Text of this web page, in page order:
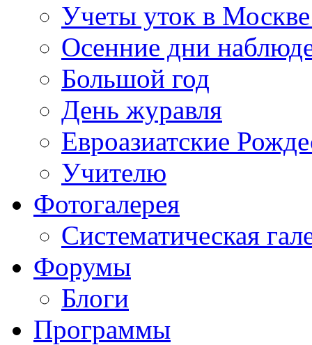
Учеты уток в
Осенние дни
Большой год
День журавля
Евроазиатские
Учителю
Фотогалерея
Систематическая
Форумы
Блоги
Программы